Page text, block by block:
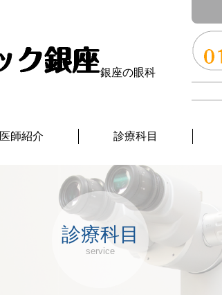
銀座の眼科
医師紹介 診療科目
診療科目
service